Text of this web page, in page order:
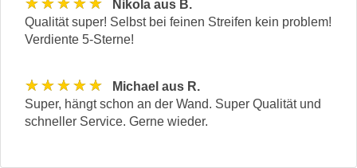
Nikola aus B.
Qualität super! Selbst bei feinen Streifen kein problem!
Verdiente 5-Sterne!
★★★★★
Michael aus R.
Super, hängt schon an der Wand. Super Qualität und
schneller Service. Gerne wieder.